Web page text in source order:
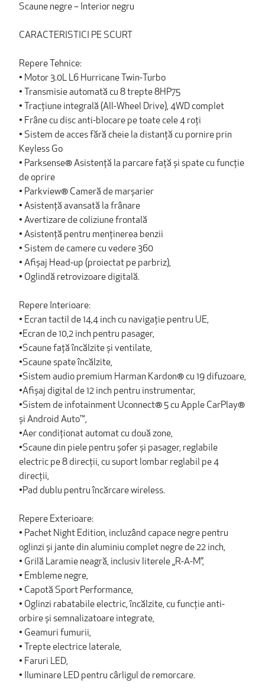
Scaune negre – Interior negru
CARACTERISTICI PE SCURT
Repere Tehnice:
• Motor 3.0L L6 Hurricane Twin-Turbo
• Transmisie automată cu 8 trepte 8HP75
• Tracțiune integrală (All-Wheel Drive), 4WD complet
• Frâne cu disc anti-blocare pe toate cele 4 roți
• Sistem de acces fără cheie la distanță cu pornire prin
Keyless Go
• Parksense® Asistență la parcare față și spate cu funcție
de oprire
• Parkview® Cameră de marșarier
• Asistență avansată la frânare
• Avertizare de coliziune frontală
• Asistență pentru menținerea benzii
• Sistem de camere cu vedere 360
• Afișaj Head-up (proiectat pe parbriz),
• Oglindă retrovizoare digitală.
Repere Interioare:
• Ecran tactil de 14,4 inch cu navigație pentru UE,
•Ecran de 10,2 inch pentru pasager,
•Scaune față încălzite și ventilate,
•Scaune spate încălzite,
•Sistem audio premium Harman Kardon® cu 19 difuzoare,
•Afișaj digital de 12 inch pentru instrumentar,
•Sistem de infotainment Uconnect® 5 cu Apple CarPlay®
și Android Auto™,
•Aer condiționat automat cu două zone,
•Scaune din piele pentru șofer și pasager, reglabile
electric pe 8 direcții, cu suport lombar reglabil pe 4
direcții,
•Pad dublu pentru încărcare wireless.
Repere Exterioare:
• Pachet Night Edition, incluzând capace negre pentru
oglinzi și jante din aluminiu complet negre de 22 inch,
• Grilă Laramie neagră, inclusiv literele „R-A-M”,
• Embleme negre,
• Capotă Sport Performance,
• Oglinzi rabatabile electric, încălzite, cu funcție anti-
orbire și semnalizatoare integrate,
• Geamuri fumurii,
• Trepte electrice laterale,
• Faruri LED,
• Iluminare LED pentru cârligul de remorcare.